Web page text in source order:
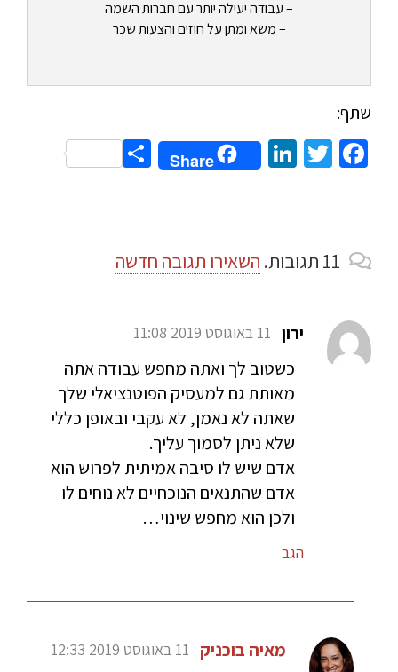
– עבודה יעילה יותר עם חברות השמה
– משא ומתן על חוזים והצעות שכר
שתף:
Facebook
Twitter
LinkedIn
Share
Share
11 תגובות. השאירו תגובה חדשה
ירון 11 באוגוסט 2019 11:08
כשטוב לך ואתה מחפש עבודה אתה
מאותת גם למעסיק הפוטנציאלי שלך
שאתה לא נאמן, לא עקבי ובאופן כללי
שלא ניתן לסמוך עליך.
אדם שיש לו סיבה אמיתית לפרוש הוא
אדם שהתנאים הנוכחיים לא נוחים לו
ולכן הוא מחפש שינוי…
הגב
מאיה בוכניק 11 באוגוסט 2019 12:33